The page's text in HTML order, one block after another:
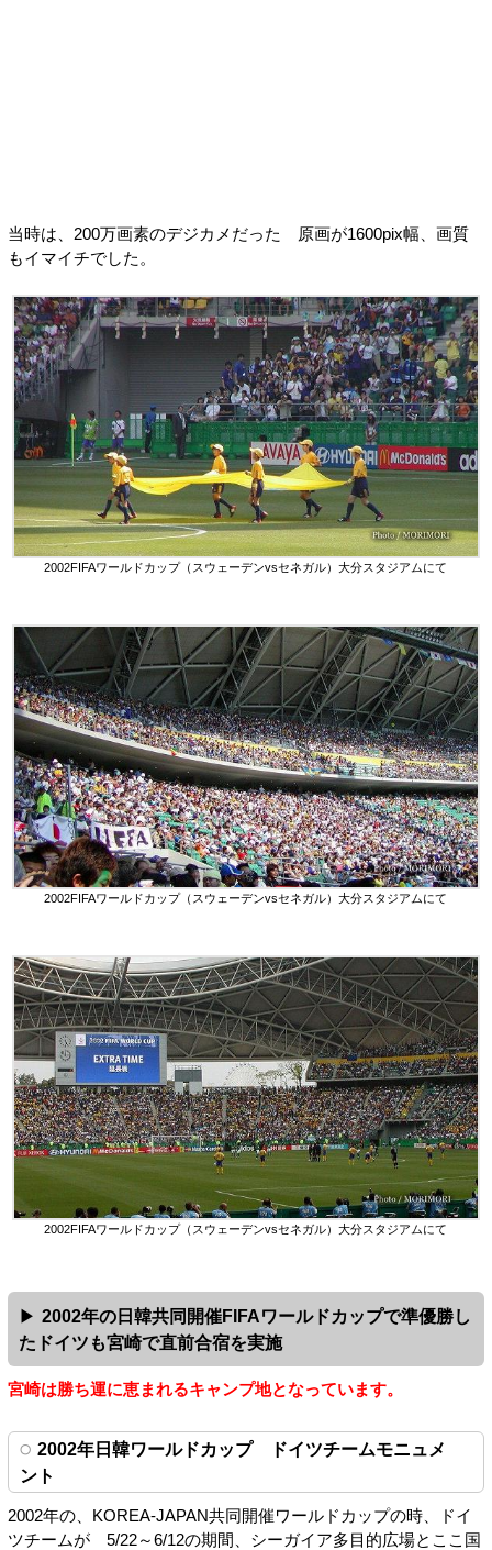
当時は、200万画素のデジカメだった 原画が1600pix幅、画質
もイマイチでした。
2002FIFAワールドカップ（スウェーデンvsセネガル）大分スタジアムにて
2002FIFAワールドカップ（スウェーデンvsセネガル）大分スタジアムにて
2002FIFAワールドカップ（スウェーデンvsセネガル）大分スタジアムにて
2002年の日韓共同開催FIFAワールドカップで準優勝し
たドイツも宮崎で直前合宿を実施
宮崎は勝ち運に恵まれるキャンプ地となっています。
2002年日韓ワールドカップ ドイツチームモニュメ
ント
2002年の、KOREA-JAPAN共同開催ワールドカップの時、ドイ
ツチームが 5/22～6/12の期間、シーガイア多目的広場とここ国